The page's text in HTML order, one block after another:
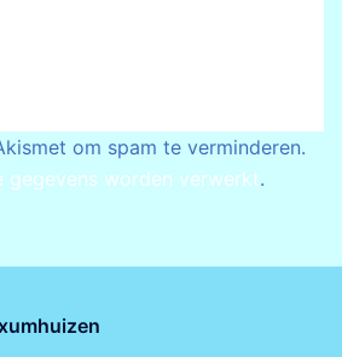
om spam te verminderen.
gegevens worden verwerkt.